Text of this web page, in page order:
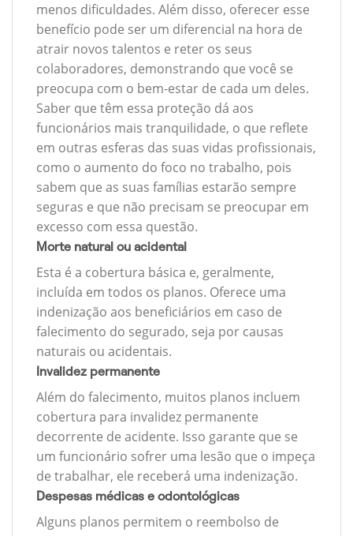
menos dificuldades. Além disso, oferecer esse
benefício pode ser um diferencial na hora de
atrair novos talentos e reter os seus
colaboradores, demonstrando que você se
preocupa com o bem-estar de cada um deles.
Saber que têm essa proteção dá aos
funcionários mais tranquilidade, o que reflete
em outras esferas das suas vidas profissionais,
como o aumento do foco no trabalho, pois
sabem que as suas famílias estarão sempre
seguras e que não precisam se preocupar em
excesso com essa questão.
Morte natural ou acidental
Esta é a cobertura básica e, geralmente,
incluída em todos os planos. Oferece uma
indenização aos beneficiários em caso de
falecimento do segurado, seja por causas
naturais ou acidentais.
Invalidez permanente
Além do falecimento, muitos planos incluem
cobertura para invalidez permanente
decorrente de acidente. Isso garante que se
um funcionário sofrer uma lesão que o impeça
de trabalhar, ele receberá uma indenização.
Despesas médicas e odontológicas
Alguns planos permitem o reembolso de